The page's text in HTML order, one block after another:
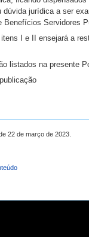
jurídica a ser
Benefícios Servidores
I e II ensejará a
listados na presente
22 de março de 2023.